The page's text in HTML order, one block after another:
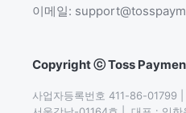
이메일:
Copyright ⓒ Toss
사업자등록번호 411-86-01799